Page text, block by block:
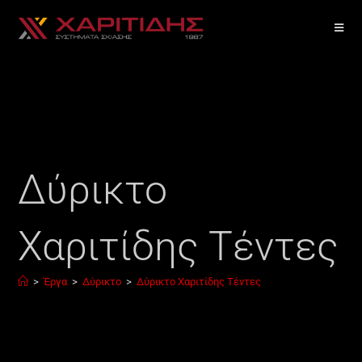
Δύρικτο
Χαριτίδης Τέντες
> Έργα > Δύρικτο > Δύρικτο Χαριτίδης Τέντες